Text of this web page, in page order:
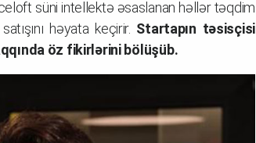
süni intellektə əsaslanan həllər təqdim
həyata keçirir. Startapın təsisçisi
öz fikirlərini bölüşüb.